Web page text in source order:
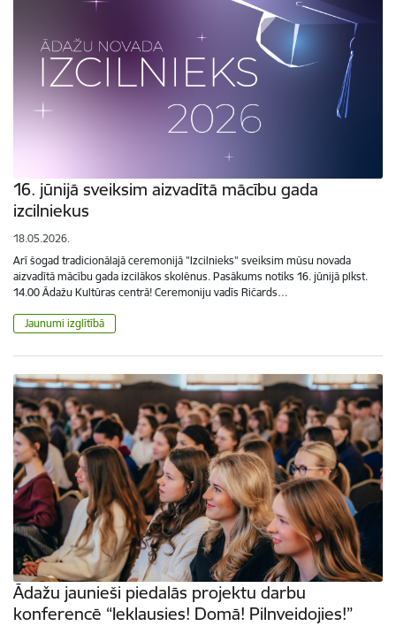
16. jūnijā sveiksim aizvadītā mācību gada
izcilniekus
18.05.2026.
Arī šogad tradicionālajā ceremonijā "Izcilnieks" sveiksim mūsu novada
aizvadītā mācību gada izcilākos skolēnus. Pasākums notiks 16. jūnijā plkst.
14.00 Ādažu Kultūras centrā! Ceremoniju vadīs Ričards…
Jaunumi izglītībā
Ādažu jaunieši piedalās projektu darbu
konferencē “Ieklausies! Domā! Pilnveidojies!”